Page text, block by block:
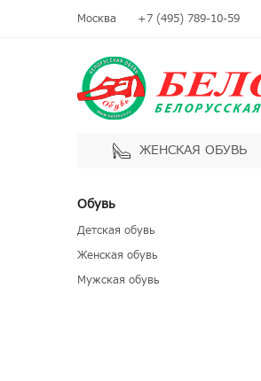
Москва +7 (495) 789-10-59
ЖЕНСКАЯ ОБУВЬ
Обувь
Детская обувь
Женская обувь
Мужская обувь